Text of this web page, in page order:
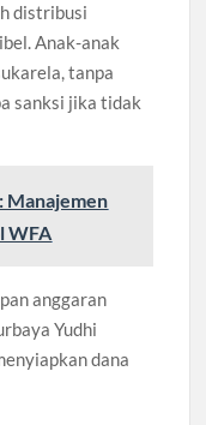
distribusi
Anak-anak
tanpa
sanksi jika tidak
Manajemen
WFA
anggaran
Yudhi
dana